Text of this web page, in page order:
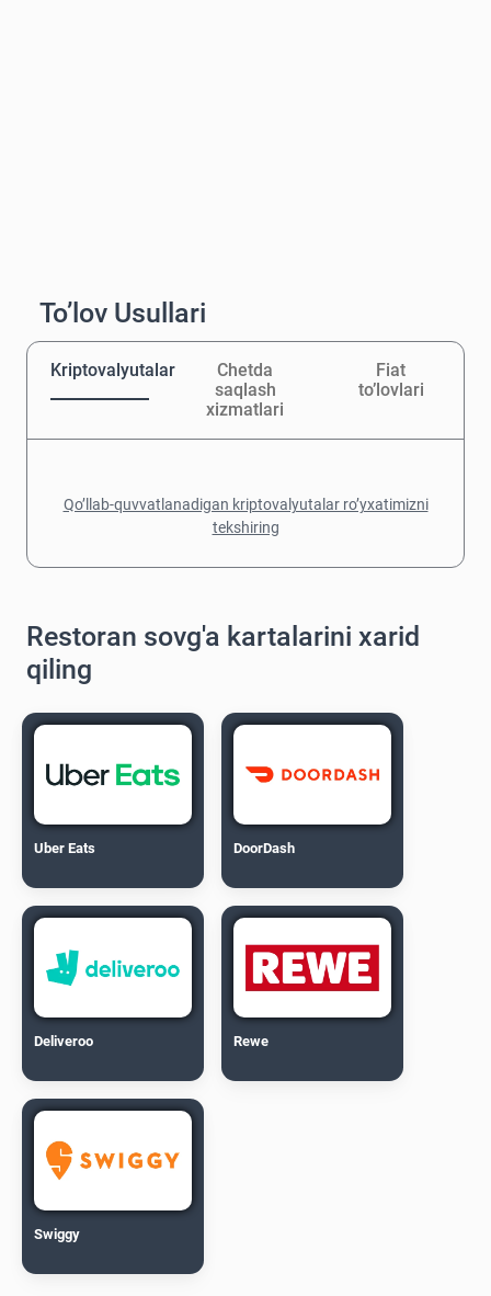
To’lov Usullari
Kriptovalyutalar
Chetda
saqlash
xizmatlari
Fiat
to’lovlari
Qo’llab-quvvatlanadigan kriptovalyutalar ro’yxatimizni
tekshiring
Restoran sovg'a kartalarini xarid
qiling
Uber Eats DoorDash
Deliveroo Rewe
Swiggy